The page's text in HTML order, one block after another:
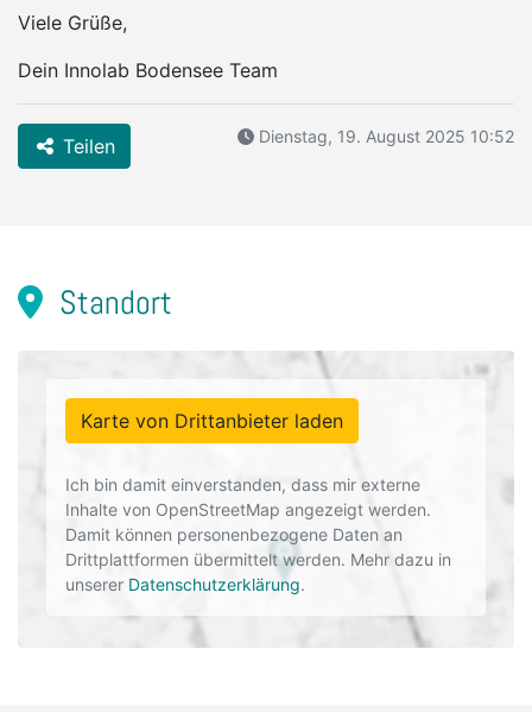
Viele Grüße,
Dein Innolab Bodensee Team
Teilen Dienstag, 19. August 2025 10:52
Standort
Karte von Drittanbieter laden
Ich bin damit einverstanden, dass mir externe
Inhalte von OpenStreetMap angezeigt werden.
Damit können personenbezogene Daten an
Drittplattformen übermittelt werden. Mehr dazu in
unserer Datenschutzerklärung.